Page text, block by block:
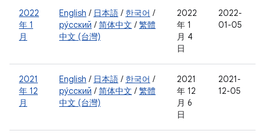
2022
年 1
月
English / 日本語 / 한국어 /
ру́сский /简体中文 /繁體
中文 (台灣)
2022
年 1
月 4
日
2022-
01-05
2021
年 12
月
English / 日本語 / 한국어 /
ру́сский /简体中文 /繁體
中文 (台灣)
2021
年 12
月 6
日
2021-
12-05